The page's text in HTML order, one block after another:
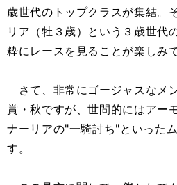
歳世代のトップクラスが集結。
リア（牡３歳）という３歳世代
粋にレースを見ることが楽しみ
さて、非常にゴージャスなメ
賞・秋ですが、世間的にはアー
ナーリアの"一騎討ち"といった
す。